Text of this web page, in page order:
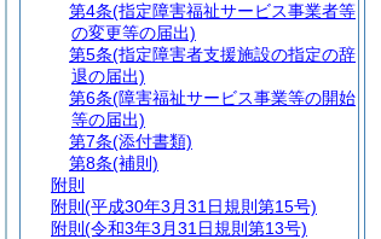
第4条(指定障害福祉サービス事業者等
の変更等の届出)
第5条(指定障害者支援施設の指定の辞
退の届出)
第6条(障害福祉サービス事業等の開始
等の届出)
第7条(添付書類)
第8条(補則)
附則
附則 (平成30年3月31日規則第15号)
附則 (令和3年3月31日規則第13号)